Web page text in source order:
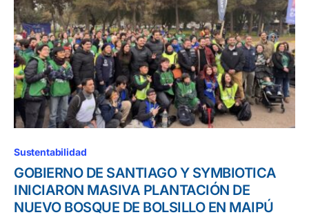
Sustentabilidad
GOBIERNO DE SANTIAGO Y SYMBIOTICA
INICIARON MASIVA PLANTACIÓN DE
NUEVO BOSQUE DE BOLSILLO EN MAIPÚ